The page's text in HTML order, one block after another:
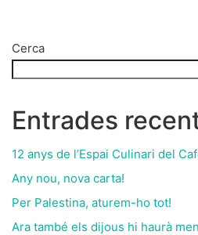
Cerca
Entrades
12 anys de l’Espai Culinari del
Any nou, nova carta!
Per Palestina, aturem-ho tot!
Ara també els dijous hi haurà